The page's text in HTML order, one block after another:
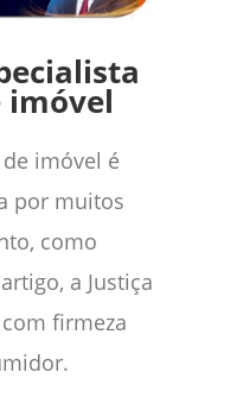
imóvel
imóvel é
por muitos
como
a Justiça
firmeza